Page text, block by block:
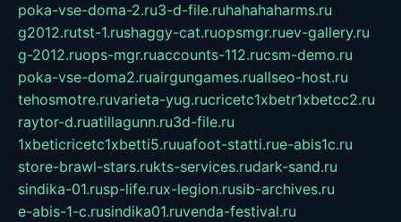
poka-vse-doma-2.ru3-d-file.ruhahahaharms.ru
g2012.rutst-1.rushaggy-cat.ruopsmgr.ruev-gallery.ru
g-2012.ruops-mgr.ruaccounts-112.rucsm-demo.ru
poka-vse-doma2.ruairgungames.ruallseo-host.ru
tehosmotre.ruvarieta-yug.rucricetc1xbetr1xbetcc2.ru
raytor-d.ruatillagunn.ru3d-file.ru
1xbeticricetc1xbetti5.ruuafoot-statti.rue-abis1c.ru
store-brawl-stars.rukts-services.rudark-sand.ru
sindika-01.rusp-life.rux-legion.rusib-archives.ru
e-abis-1-c.rusindika01.ruvenda-festival.ru